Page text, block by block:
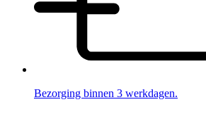
Bezorging binnen 3 werkdagen.